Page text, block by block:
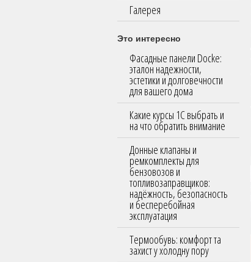
Галерея
Это интересно
Фасадные панели Docke:
эталон надежности,
эстетики и долговечности
для вашего дома
Какие курсы 1С выбрать и
на что обратить внимание
Донные клапаны и
ремкомплекты для
бензовозов и
топливозаправщиков:
надёжность, безопасность
и бесперебойная
эксплуатация
Термообувь: комфорт та
захист у холодну пору